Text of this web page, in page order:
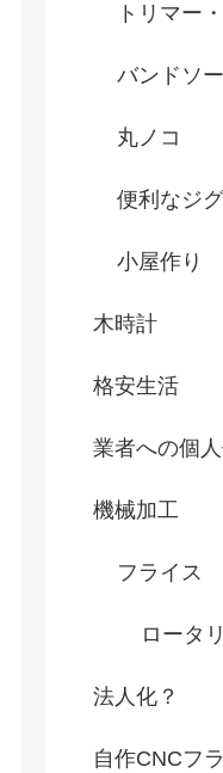
トリマー
バンドソー
丸ノコ
便利なジグ
小屋作り
木時計
格安生活
業者への個
機械加工
フライス
ロータ
法人化？
自作CNCフ